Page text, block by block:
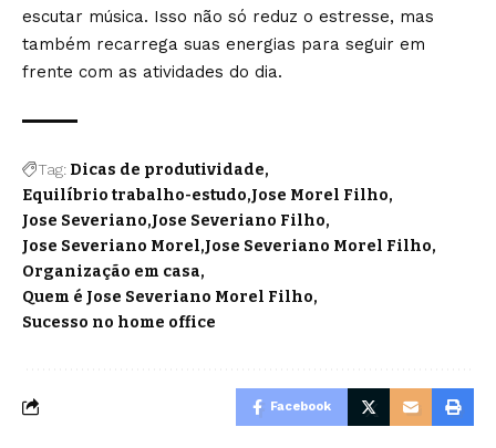
escutar música. Isso não só reduz o estresse, mas
também recarrega suas energias para seguir em
frente com as atividades do dia.
Tag: Dicas de produtividade
Equilíbrio trabalho-estudo Jose Morel Filho
Jose Severiano Jose Severiano Filho
Jose Severiano Morel Jose Severiano Morel Filho
Organização em casa
Quem é Jose Severiano Morel Filho
Sucesso no home office
Facebook